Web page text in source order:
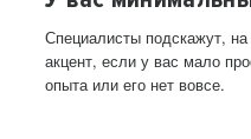
Специалисты подскажут,
акцент, если у вас мало
опыта или его нет вовсе.